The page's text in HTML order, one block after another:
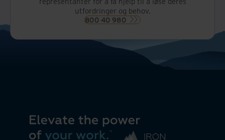
utfordringer og behov.
800 40 980